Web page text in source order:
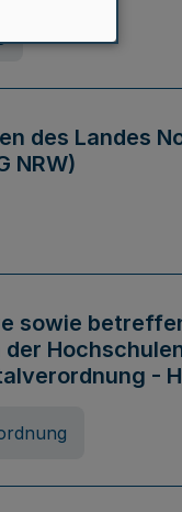
des Landes
NRW)
sowie
-